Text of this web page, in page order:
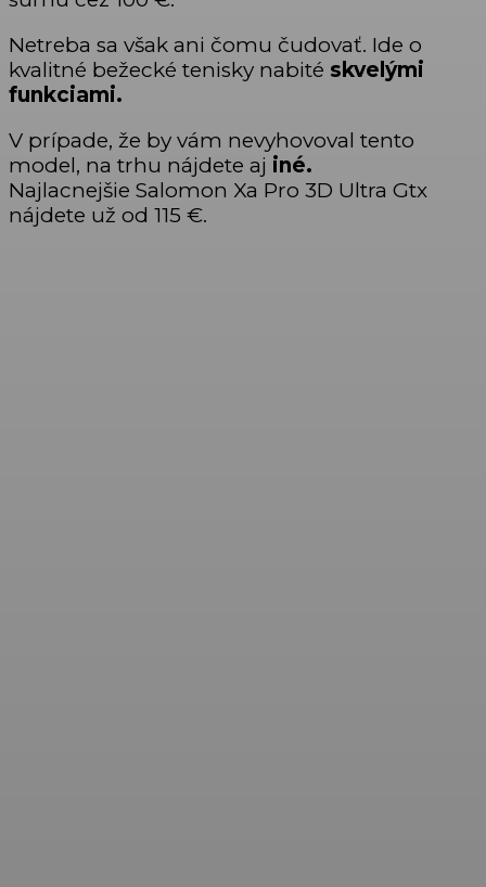
Netreba sa však ani čomu čudovať. Ide o
kvalitné bežecké tenisky nabité skvelými
funkciami.
V prípade, že by vám nevyhovoval tento
model, na trhu nájdete aj iné.
Najlacnejšie Salomon Xa Pro 3D Ultra Gtx
nájdete už od 115 €.